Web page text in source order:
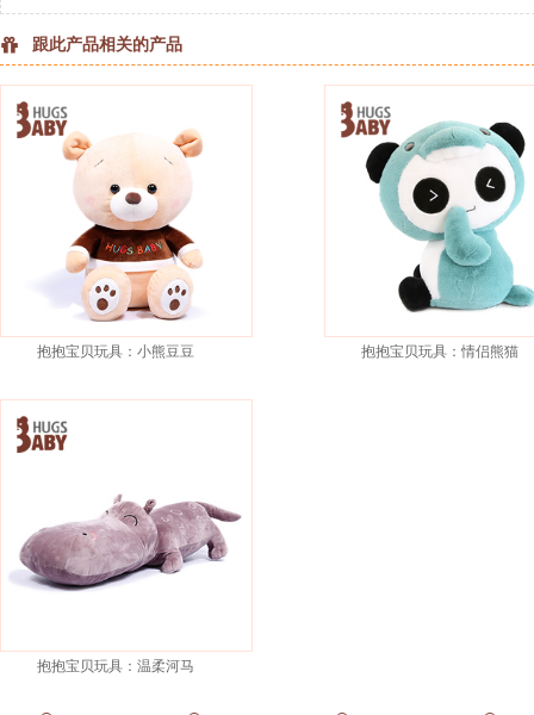
跟此产品相关的产品
抱抱宝贝玩具：小熊豆豆 抱抱宝贝玩具：情侣熊猫
抱抱宝贝玩具：温柔河马